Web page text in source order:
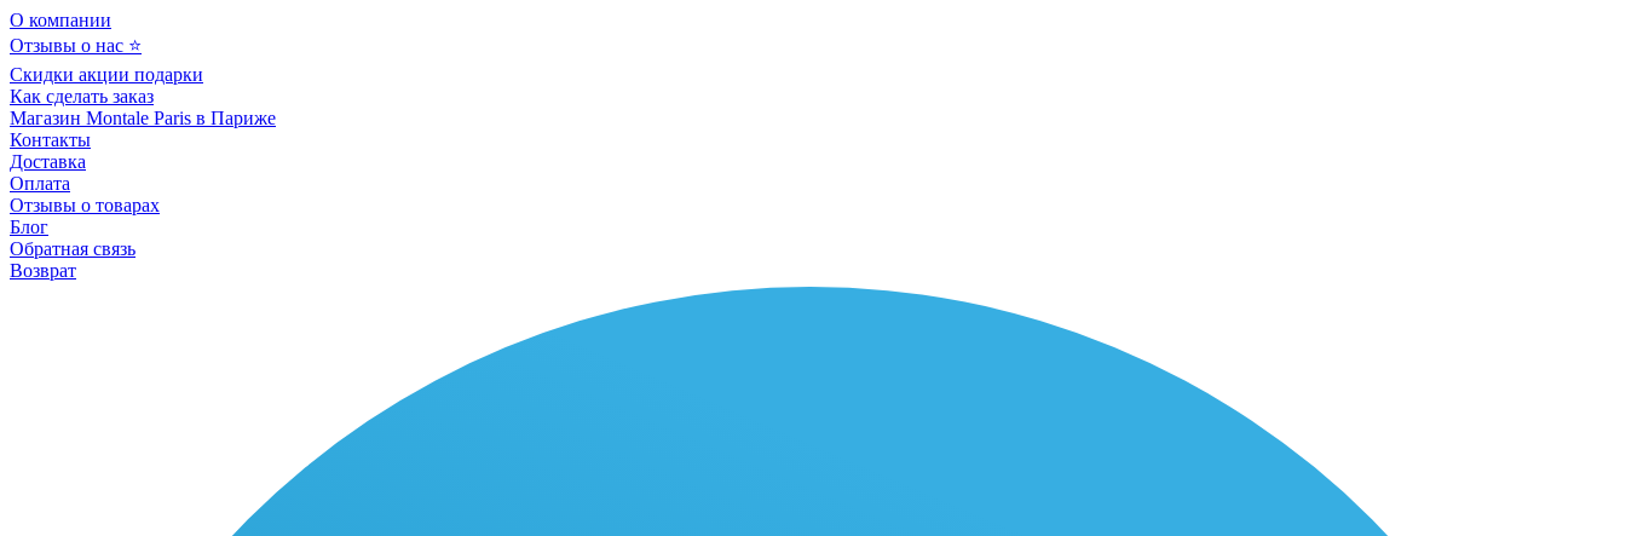
О компании
Отзывы о нас ⭐
Скидки акции подарки
Как сделать заказ
Магазин Montale Paris в Париже
Контакты
Доставка
Оплата
Отзывы о товарах
Блог
Обратная связь
Возврат